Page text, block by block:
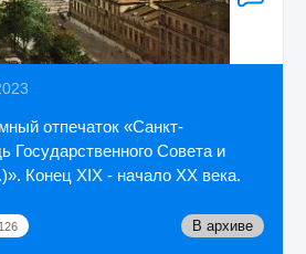
отпечаток «Санкт-
Государственного Совета и
Конец XIX - начало XX века.
В архиве